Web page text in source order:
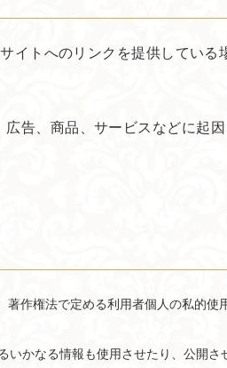
トへのリンクを提供している
告、商品、サービスなどに起
作権法で定める利用者個人の私的使
かなる情報も使用させたり、公開